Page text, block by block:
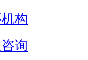
构
询